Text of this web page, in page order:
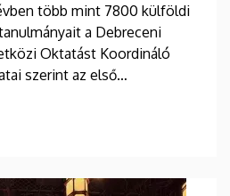
több mint 7800 külföldi
a Debreceni
Oktatást Koordináló
szerint az első
kurzusokon több
meg tanulmányait
a Stipendium